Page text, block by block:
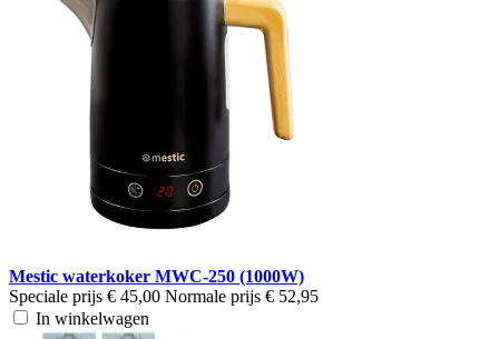
Mestic waterkoker MWC-250 (1000W)
Speciale prijs € 45,00 Normale prijs € 52,95
In winkelwagen